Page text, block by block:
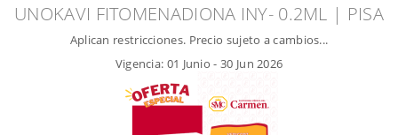
UNOKAVI FITOMENADIONA INY- 0.2ML | PISA
Aplican restricciones. Precio sujeto a cambios...
Vigencia: 01 Junio - 30 Jun 2026